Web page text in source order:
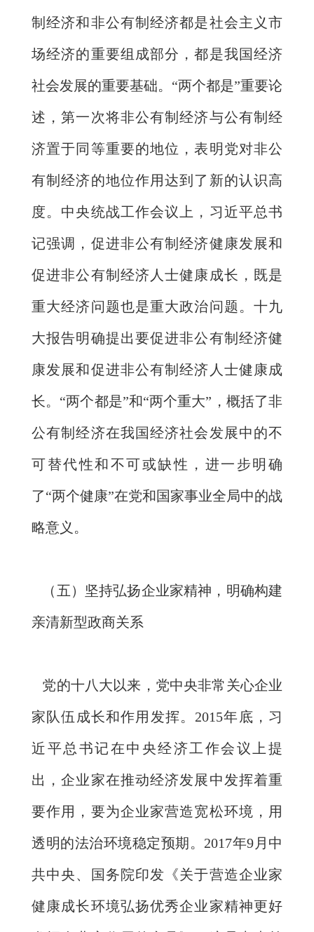
制经济和非公有制经济都是社会主义市
场经济的重要组成部分，都是我国经济
社会发展的重要基础。“两个都是”重要论
述，第一次将非公有制经济与公有制经
济置于同等重要的地位，表明党对非公
有制经济的地位作用达到了新的认识高
度。中央统战工作会议上，习近平总书
记强调，促进非公有制经济健康发展和
促进非公有制经济人士健康成长，既是
重大经济问题也是重大政治问题。十九
大报告明确提出要促进非公有制经济健
康发展和促进非公有制经济人士健康成
长。“两个都是”和“两个重大”，概括了非
公有制经济在我国经济社会发展中的不
可替代性和不可或缺性，进一步明确
了“两个健康”在党和国家事业全局中的战
略意义。
（五）坚持弘扬企业家精神，明确构建
亲清新型政商关系
党的十八大以来，党中央非常关心企业
家队伍成长和作用发挥。2015年底，习
近平总书记在中央经济工作会议上提
出，企业家在推动经济发展中发挥着重
要作用，要为企业家营造宽松环境，用
透明的法治环境稳定预期。2017年9月中
共中央、国务院印发《关于营造企业家
健康成长环境弘扬优秀企业家精神更好